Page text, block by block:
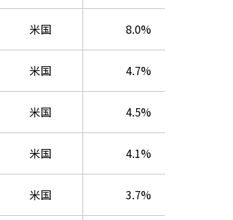
米国 8.0%
米国 4.7%
米国 4.5%
米国 4.1%
米国 3.7%